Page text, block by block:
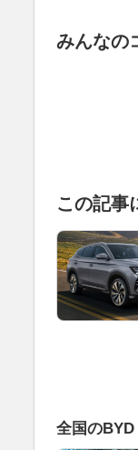
みんなの
この記事
全国の